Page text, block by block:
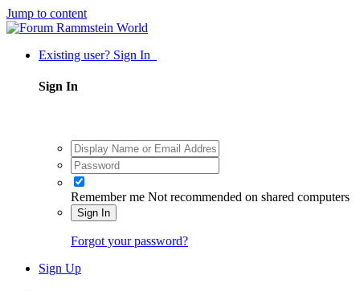
Jump to content
Existing user? Sign In
Sign In
Remember me Not recommended on shared computers
Sign In
Forgot your password?
Sign Up